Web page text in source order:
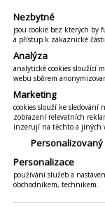
zda využijete
. Zatímco v
v
Nezbytné
jsou cookie bez kterých by
a přístup k zákaznické
Analýza
analytické cookies sloužící
webu sběrem
Marketing
cookies slouží ke
zobrazení relevatních
inzerují na těchto a jiných
Personalizace
používání služeb a
obchodníkem, technikem.